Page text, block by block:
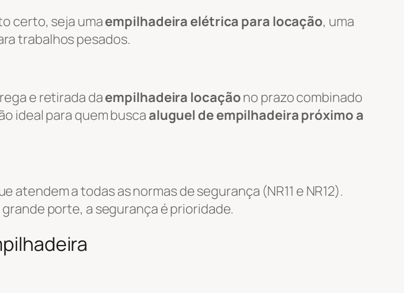
certo, seja umaempilhadeira elétrica para locação, uma
trabalhos pesados.
e retirada daempilhadeira locaçãono prazo combinado
ideal para quem busca aluguel de empilhadeira próximo a
a todas as normas de segurança (NR11 e NR12).
porte, a segurança é prioridade.